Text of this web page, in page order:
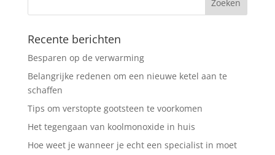
Recente berichten
Besparen op de verwarming
Belangrijke redenen om een nieuwe ketel aan te
schaffen
Tips om verstopte gootsteen te voorkomen
Het tegengaan van koolmonoxide in huis
Hoe weet je wanneer je echt een specialist in moet